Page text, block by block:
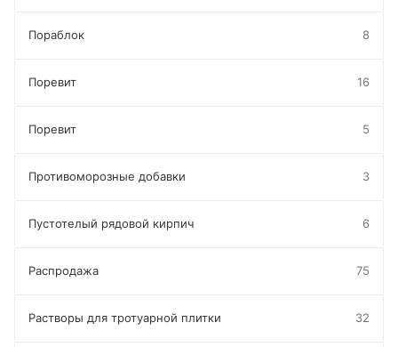
Пораблок 8
Поревит 16
Поревит 5
Противоморозные добавки 3
Пустотелый рядовой кирпич 6
Распродажа 75
Растворы для тротуарной плитки 32